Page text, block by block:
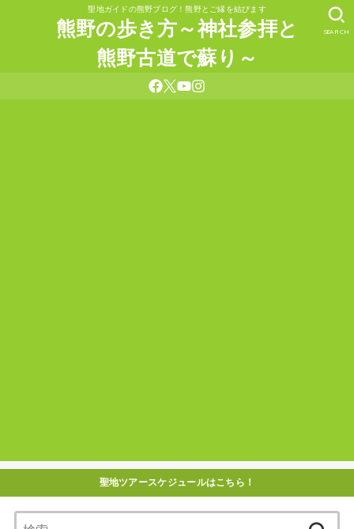
聖地ガイドの熊野ブログ！熊野とご縁を結びます
熊野の歩き方～神社参拝と
熊野古道で蘇り～
SEARCH
聖地ツアースケジュールはこちら！